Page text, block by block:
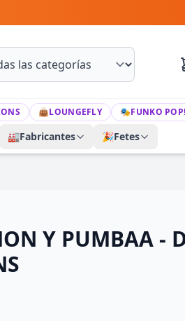
👜LOUNGEFLY 🎭FUNKO POP!
🏭Fabricantes 🎉Fetes
Y PUMBAA -